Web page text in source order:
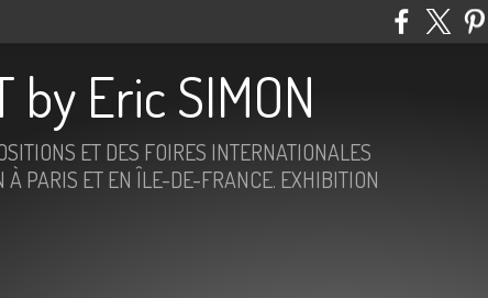
by Eric SIMON
ET DES FOIRES INTERNATIONALES
À PARIS ET EN ÎLE-DE-FRANCE. EXHIBITION